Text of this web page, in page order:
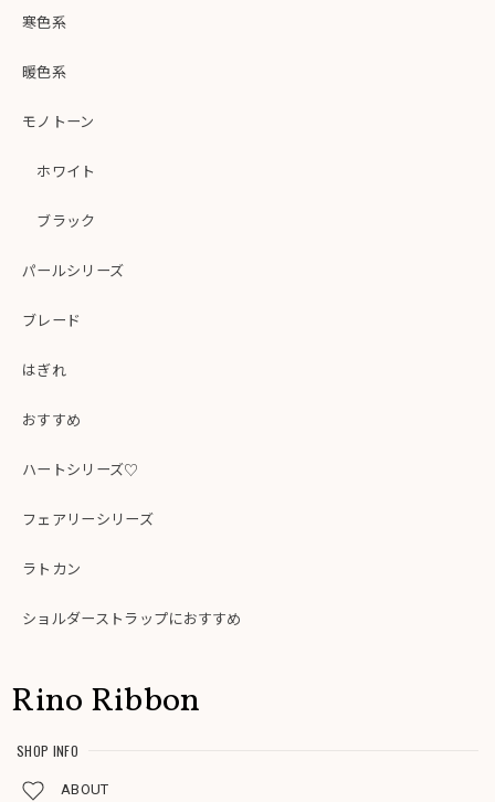
寒色系
暖色系
モノトーン
ホワイト
ブラック
パールシリーズ
ブレード
はぎれ
おすすめ
ハートシリーズ♡
フェアリーシリーズ
ラトカン
ショルダーストラップにおすすめ
Rino Ribbon
SHOP INFO
ABOUT